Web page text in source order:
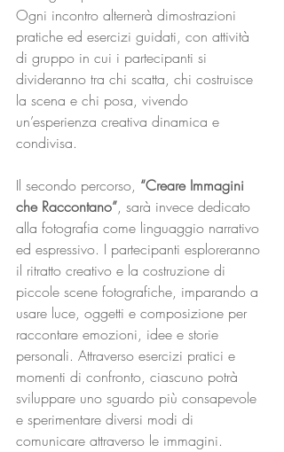
Ogni incontro alternerà dimostrazioni
pratiche ed esercizi guidati, con attività
di gruppo in cui i partecipanti si
divideranno tra chi scatta, chi costruisce
la scena e chi posa, vivendo
un’esperienza creativa dinamica e
condivisa.
Il secondo percorso, “Creare Immagini
che Raccontano”, sarà invece dedicato
alla fotografia come linguaggio narrativo
ed espressivo. I partecipanti esploreranno
il ritratto creativo e la costruzione di
piccole scene fotografiche, imparando a
usare luce, oggetti e composizione per
raccontare emozioni, idee e storie
personali. Attraverso esercizi pratici e
momenti di confronto, ciascuno potrà
sviluppare uno sguardo più consapevole
e sperimentare diversi modi di
comunicare attraverso le immagini.